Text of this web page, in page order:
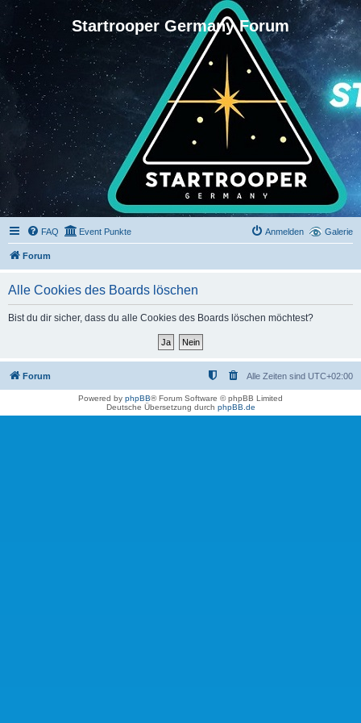
Startrooper Germany Forum
Galerie
FAQ Event Punkte Anmelden
Forum
Alle Cookies des Boards löschen
Bist du dir sicher, dass du alle Cookies des Boards löschen möchtest?
Forum Alle Zeiten sind UTC+02:00
Powered by phpBB® Forum Software © phpBB Limited
Deutsche Übersetzung durch phpBB.de